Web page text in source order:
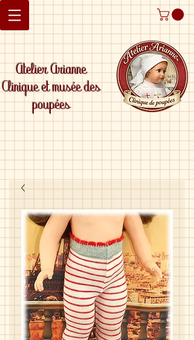
Atelier Arianne
Clinique et musée des
poupées